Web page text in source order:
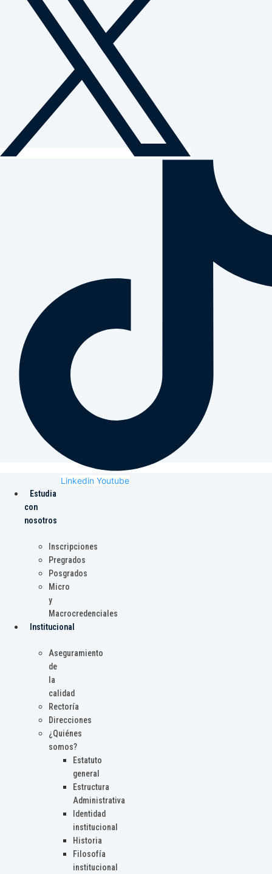
Linkedin Youtube
Estudia
con
nosotros
Inscripciones
Pregrados
Posgrados
Micro
y
Macrocredenciales
Institucional
Aseguramiento
de
la
calidad
Rectoría
Direcciones
¿Quiénes
somos?
Estatuto
general
Estructura
Administrativa
Identidad
institucional
Historia
Filosofía
institucional